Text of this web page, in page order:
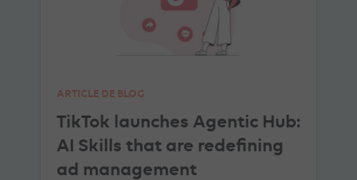
ARTICLE DE BLOG
TikTok launches Agentic Hub:
AI Skills that are redefining
ad management